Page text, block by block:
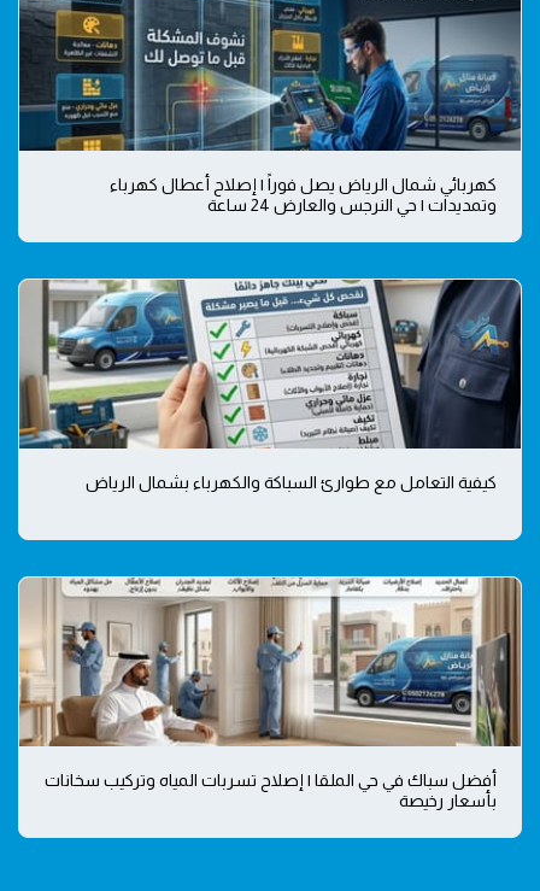
كهربائي شمال الرياض يصل فوراً | إصلاح أعطال كهرباء
وتمديدات | حي النرجس والعارض 24 ساعة
كيفية التعامل مع طوارئ السباكة والكهرباء بشمال الرياض
أفضل سباك في حي الملقا | إصلاح تسربات المياه وتركيب سخانات
بأسعار رخيصة